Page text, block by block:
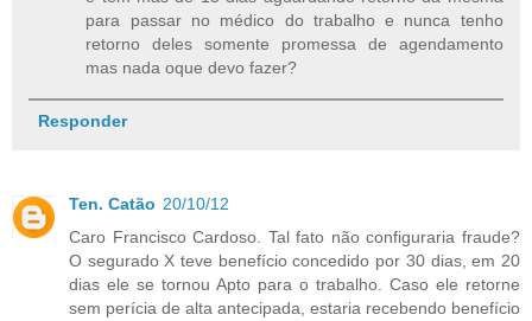
para passar no médico do trabalho e nunca tenho
retorno deles somente promessa de agendamento
mas nada oque devo fazer?
Responder
Ten. Catão 20/10/12
Caro Francisco Cardoso. Tal fato não configuraria fraude?
O segurado X teve benefício concedido por 30 dias, em 20
dias ele se tornou Apto para o trabalho. Caso ele retorne
sem perícia de alta antecipada, estaria recebendo benefício